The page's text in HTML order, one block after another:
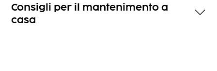
Consigli per il mantenimento a
casa